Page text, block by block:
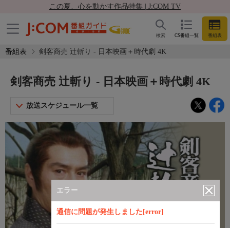
この夏、心を動かす作品特集 | J:COM TV
CS番組一覧 番組表
検索
番組表 剣客商売 辻斬り - 日本映画＋時代劇 4K
エラー
通信に問題が発生しました[error]
剣客商売 辻斬り - 日本映画＋時代劇 4K
放送スケジュール一覧